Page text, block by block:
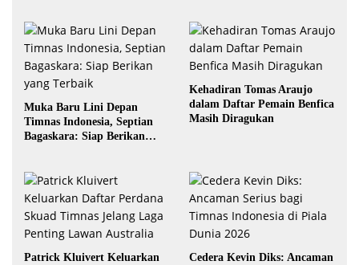
Muka Baru Lini Depan
Timnas Indonesia, Septian
Bagaskara: Siap Berikan
Kehadiran Tomas Araujo
dalam Daftar Pemain Benfica
Masih Diragukan
Patrick Kluivert Keluarkan
Cedera Kevin Diks: Ancaman